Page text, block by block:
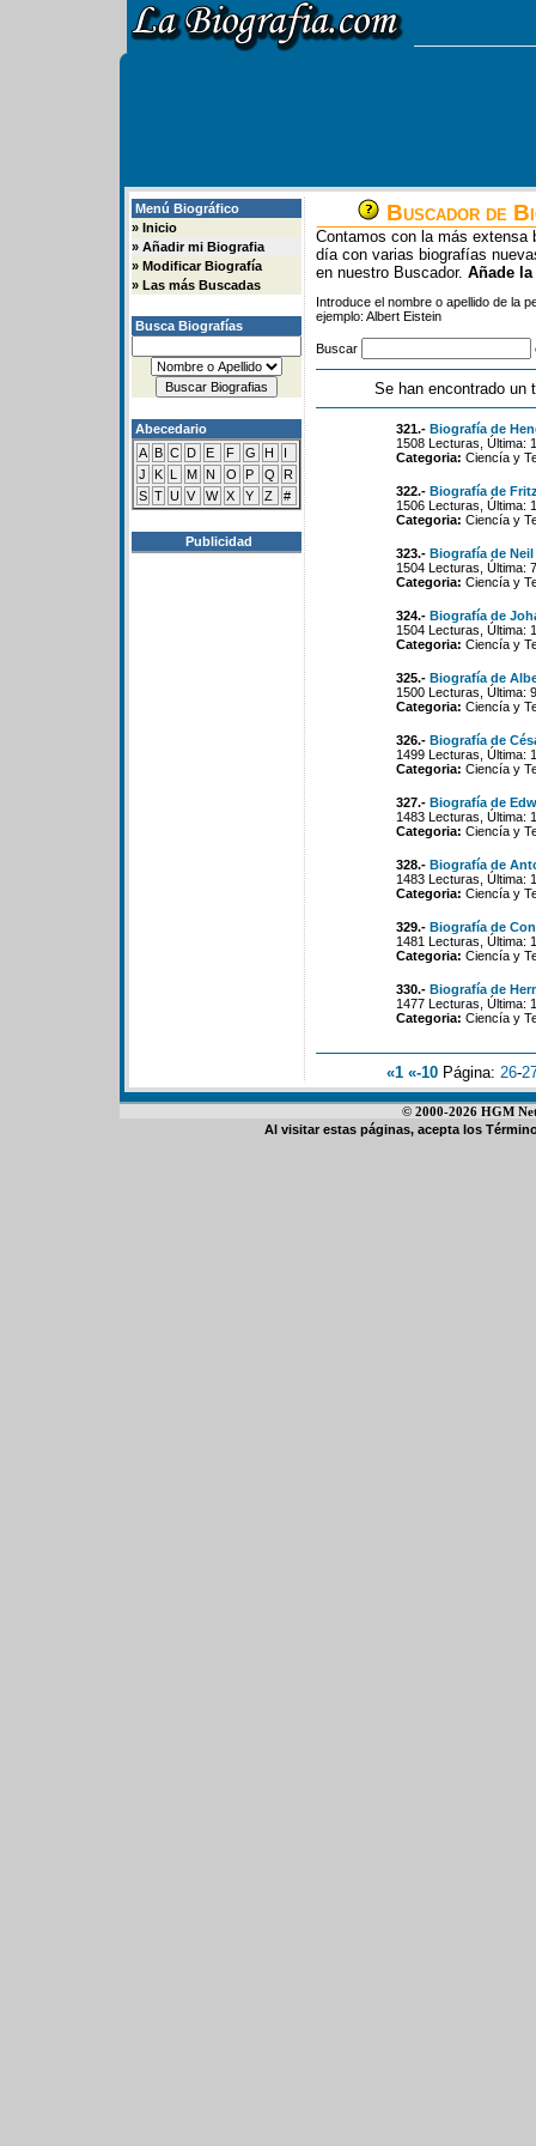
Menú Biográfico
» Inicio
» Añadir mi Biografia
» Modificar Biografía
» Las más Buscadas
Busca Biografías
Abecedario
A B C D E F G H
I
J
K L M N O P Q
R
S T U V W X Y Z #
Publicidad
Buscador de
Contamos con la más extensa
día con varias biografías
en nuestro Buscador. Añade
Introduce el nombre o apellido de la
ejemplo: Albert Eistein
Buscar
Se han encontrado un
321.- Biografía de
1508 Lecturas, Última:
Categoria: Ciencía y
322.- Biografía de
1506 Lecturas, Última:
Categoria: Ciencía y
323.- Biografía de
1504 Lecturas, Última:
Categoria: Ciencía y
324.- Biografía de
1504 Lecturas, Última:
Categoria: Ciencía y
325.- Biografía de
1500 Lecturas, Última:
Categoria: Ciencía y
326.- Biografía de
1499 Lecturas, Última:
Categoria: Ciencía y
327.- Biografía de
1483 Lecturas, Última:
Categoria: Ciencía y
328.- Biografía de
1483 Lecturas, Última:
Categoria: Ciencía y
329.- Biografía de
1481 Lecturas, Última:
Categoria: Ciencía y
330.- Biografía de
1477 Lecturas, Última:
Categoria: Ciencía y
«1 «-10 Página: 26-
© 2000-2026 HGM
Al visitar estas páginas, acepta los